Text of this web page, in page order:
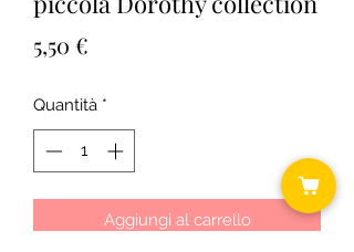
5,50 €
Quantità *
Aggiungi al carrello